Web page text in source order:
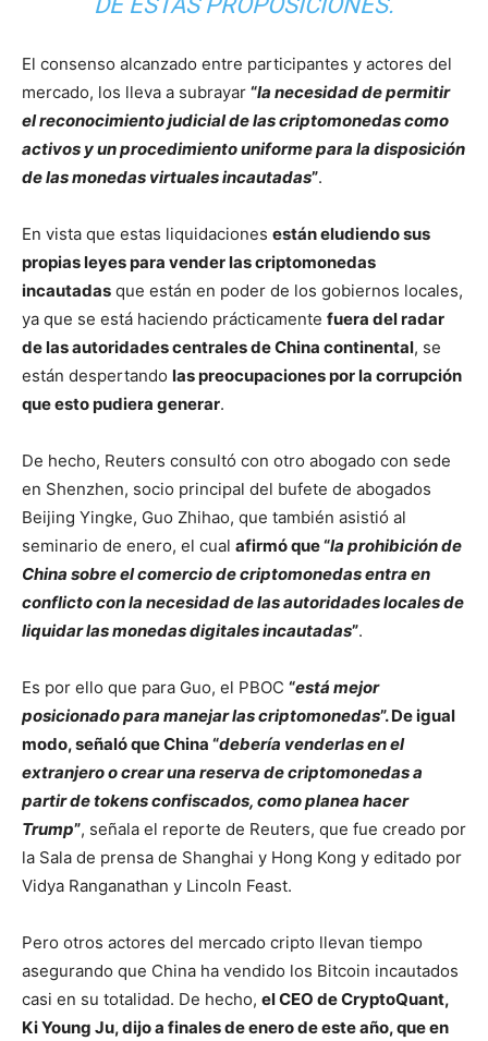
El consenso alcanzado entre participantes y actores del
mercado, los lleva a subrayar “la necesidad de permitir
el reconocimiento judicial de las criptomonedas como
activos y un procedimiento uniforme para la disposición
de las monedas virtuales incautadas”.
En vista que estas liquidaciones están eludiendo sus
propias leyes para vender las criptomonedas
incautadas que están en poder de los gobiernos locales,
ya que se está haciendo prácticamente fuera del radar
de las autoridades centrales de China continental, se
están despertando las preocupaciones por la corrupción
que esto pudiera generar.
De hecho, Reuters consultó con otro abogado con sede
en Shenzhen, socio principal del bufete de abogados
Beijing Yingke, Guo Zhihao, que también asistió al
seminario de enero, el cual afirmó que “la prohibición de
China sobre el comercio de criptomonedas entra en
conflicto con la necesidad de las autoridades locales de
liquidar las monedas digitales incautadas”.
Es por ello que para Guo, el PBOC “está mejor
posicionado para manejar las criptomonedas”. De igual
modo, señaló que China “debería venderlas en el
extranjero o crear una reserva de criptomonedas a
partir de tokens confiscados, como planea hacer
Trump”, señala el reporte de Reuters, que fue creado por
la Sala de prensa de Shanghai y Hong Kong y editado por
Vidya Ranganathan y Lincoln Feast.
Pero otros actores del mercado cripto llevan tiempo
asegurando que China ha vendido los Bitcoin incautados
casi en su totalidad. De hecho, el CEO de CryptoQuant,
Ki Young Ju, dijo a finales de enero de este año, que en